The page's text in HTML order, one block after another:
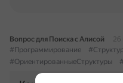
Вопрос для Поиска с Алисой
26
#Программирование
#ОриентированныеСтруктуры